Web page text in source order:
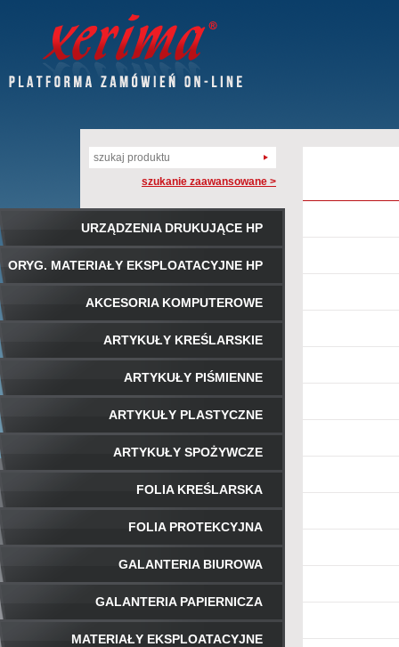
szukanie zaawansowane >
URZĄDZENIA DRUKUJĄCE HP
ORYG. MATERIAŁY EKSPLOATACYJNE HP
AKCESORIA KOMPUTEROWE
ARTYKUŁY KREŚLARSKIE
ARTYKUŁY PIŚMIENNE
ARTYKUŁY PLASTYCZNE
ARTYKUŁY SPOŻYWCZE
FOLIA KREŚLARSKA
FOLIA PROTEKCYJNA
GALANTERIA BIUROWA
GALANTERIA PAPIERNICZA
MATERIAŁY EKSPLOATACYJNE